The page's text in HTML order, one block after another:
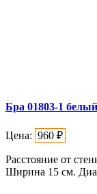
Бра 01803-1
Цена: 960 ₽
Расстояние от
Ширина 15 см.